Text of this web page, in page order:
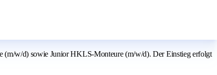
(m/w/d) sowie Junior HKLS-Monteure (m/w/d). Der Einstieg erfolgt